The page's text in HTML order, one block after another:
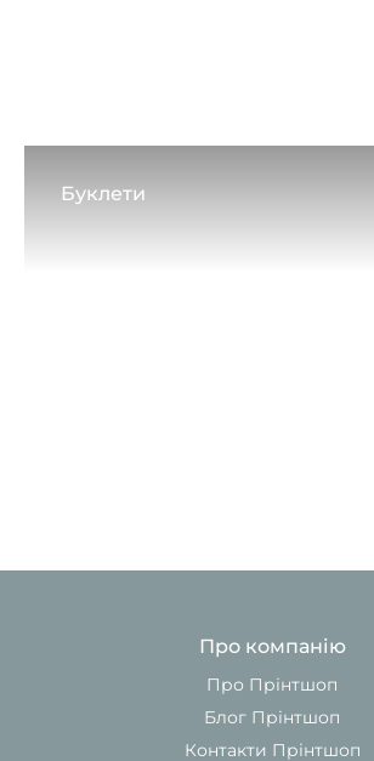
Буклети
Про компанію
Про Прінтшоп
Блог Прінтшоп
Контакти Прінтшоп